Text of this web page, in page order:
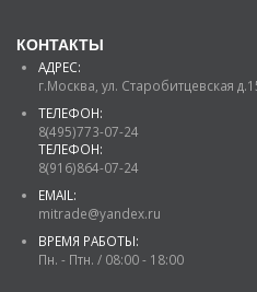
КОНТАКТЫ
АДРЕС:
г.Москва, ул. Старобитцевская
ТЕЛЕФОН:
8(495)773-07-24
ТЕЛЕФОН:
8(916)864-07-24
EMAIL:
mitrade@yandex.ru
ВРЕМЯ РАБОТЫ:
Пн. - Птн. / 08:00 - 18:00